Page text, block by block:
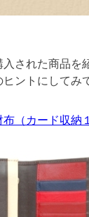
された商品を
ントにしてみ
（カード収納